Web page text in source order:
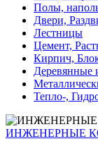
Полы,
Двери,
Лестницы
Цемент,
Кирпич,
Деревянные
Тепло-,
ИНЖЕНЕРНЫЕ